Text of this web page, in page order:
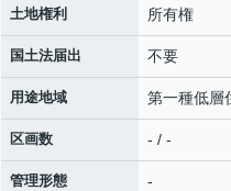
土地権利 所有権
国土法届出 不要
用途地域 第一種低層
区画数 - / -
管理形態 -